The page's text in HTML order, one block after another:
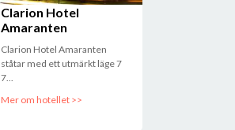
Clarion Hotel
Amaranten
Clarion Hotel Amaranten
ståtar med ett utmärkt läge 7
7...
Mer om hotellet >>